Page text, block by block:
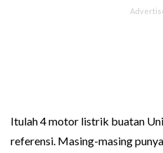
Itulah 4 motor listrik buatan
referensi. Masing-masing